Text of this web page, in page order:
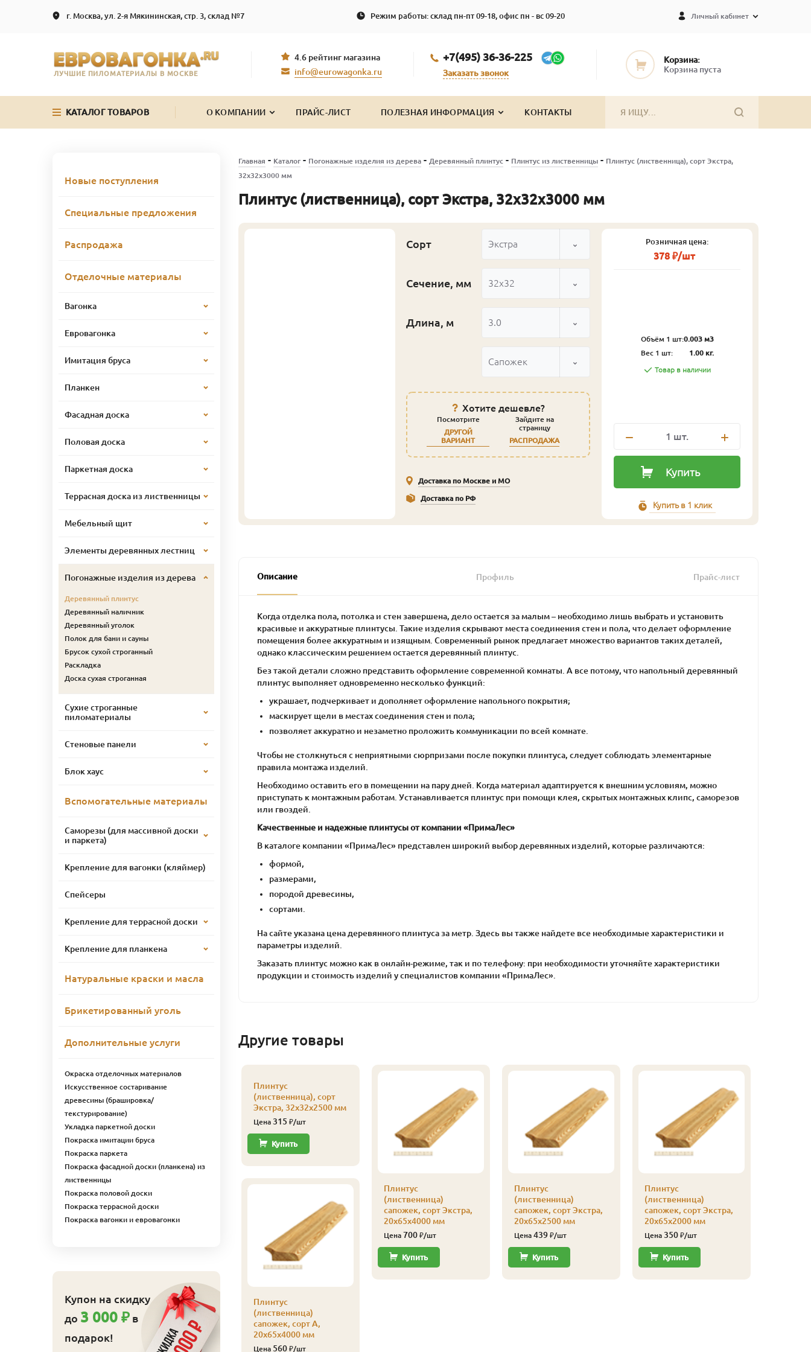
г. Москва, ул. 2-я Мякининская, стр. 3, склад №7 Режим работы: склад пн-пт 09-18, офис пн - вс 09-20 Личный кабинет
ЛУЧШИЕ ПИЛОМАТЕРИАЛЫ В МОСКВЕ
4.6 рейтинг магазина
info@eurowagonka.ru
+7(495) 36-36-225
Заказать звонок
Корзина:
Корзина пуста
КАТАЛОГ ТОВАРОВ О КОМПАНИИ ПРАЙС-ЛИСТ ПОЛЕЗНАЯ ИНФОРМАЦИЯ КОНТАКТЫ
Главная - Каталог- Погонажные изделия из дерева- Деревянный плинтус- Плинтус из лиственницы- Плинтус (лиственница), сорт Экстра,
32х32х3000 мм
Плинтус (лиственница), сорт Экстра, 32х32х3000 мм
Сорт Экстра
Сечение, мм 32x32
Длина, м 3.0
Сапожек
Хотите дешевле?
Посмотрите
ДРУГОЙ
ВАРИАНТ
Зайдите на
страницу
РАСПРОДАЖА
Доставка по Москве и МО
Доставка по РФ
Розничная цена:
378 ₽/шт
Объём 1 шт:0.003 м3
Вес 1 шт:
1.00 кг.
Товар в наличии
1 шт.
Купить
Купить в 1 клик
Описание Профиль Прайс-лист
Когда отделка пола, потолка и стен завершена, дело остается за малым – необходимо лишь выбрать и установить
красивые и аккуратные плинтусы. Такие изделия скрывают места соединения стен и пола, что делает оформление
помещения более аккуратным и изящным. Современный рынок предлагает множество вариантов таких деталей,
однако классическим решением остается деревянный плинтус.
Без такой детали сложно представить оформление современной комнаты. А все потому, что напольный деревянный
плинтус выполняет одновременно несколько функций:
украшает, подчеркивает и дополняет оформление напольного покрытия;
маскирует щели в местах соединения стен и пола;
позволяет аккуратно и незаметно проложить коммуникации по всей комнате.
Чтобы не столкнуться с неприятными сюрпризами после покупки плинтуса, следует соблюдать элементарные
правила монтажа изделий.
Необходимо оставить его в помещении на пару дней. Когда материал адаптируется к внешним условиям, можно
приступать к монтажным работам. Устанавливается плинтус при помощи клея, скрытых монтажных клипс, саморезов
или гвоздей.
Качественные и надежные плинтусы от компании «ПримаЛес»
В каталоге компании «ПримаЛес» представлен широкий выбор деревянных изделий, которые различаются:
формой,
размерами,
породой древесины,
сортами.
На сайте указана цена деревянного плинтуса за метр. Здесь вы также найдете все необходимые характеристики и
параметры изделий.
Заказать плинтус можно как в онлайн-режиме, так и по телефону: при необходимости уточняйте характеристики
продукции и стоимость изделий у специалистов компании «ПримаЛес».
Другие товары
Плинтус
(лиственница), сорт
Экстра, 32х32х2500 мм
Цена 315 ₽/шт
Купить
Плинтус
(лиственница)
сапожек, сорт А,
20х65х4000 мм
Цена 560₽/шт
Плинтус
(лиственница)
сапожек, сорт Экстра,
20х65х4000 мм
Цена 700₽/шт
Купить
Плинтус
(лиственница)
сапожек, сорт Экстра,
20х65х2500 мм
Цена 439₽/шт
Купить
Плинтус
(лиственница)
сапожек, сорт Экстра,
20х65х2000 мм
Цена 350₽/шт
Купить
Новые поступления
Специальные предложения
Распродажа
Отделочные материалы
Вагонка
Евровагонка
Имитация бруса
Планкен
Фасадная доска
Половая доска
Паркетная доска
Террасная доска из лиственницы
Мебельный щит
Элементы деревянных лестниц
Погонажные изделия из дерева
Деревянный плинтус
Деревянный наличник
Деревянный уголок
Полок для бани и сауны
Брусок сухой строганный
Раскладка
Доска сухая строганная
Сухие строганные
пиломатериалы
Стеновые панели
Блок хаус
Вспомогательные материалы
Саморезы (для массивной доски
и паркета)
Крепление для вагонки (кляймер)
Спейсеры
Крепление для террасной доски
Крепление для планкена
Натуральные краски и масла
Брикетированный уголь
Дополнительные услуги
Окраска отделочных материалов
Искусственное состаривание
древесины (брашировка/
текстурирование)
Укладка паркетной доски
Покраска имитации бруса
Покраска паркета
Покраска фасадной доски (планкена) из
лиственницы
Покраска половой доски
Покраска террасной доски
Покраска вагонки и евровагонки
Купон на скидку
до 3 000 ₽ в
подарок!